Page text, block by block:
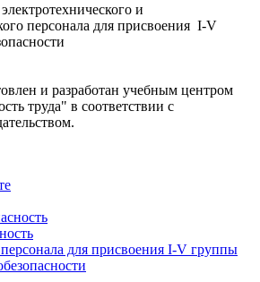
и
персонала для присвоения I-V
и разработан учебным центром
труда" в соответствии с
для присвоения I-V группы